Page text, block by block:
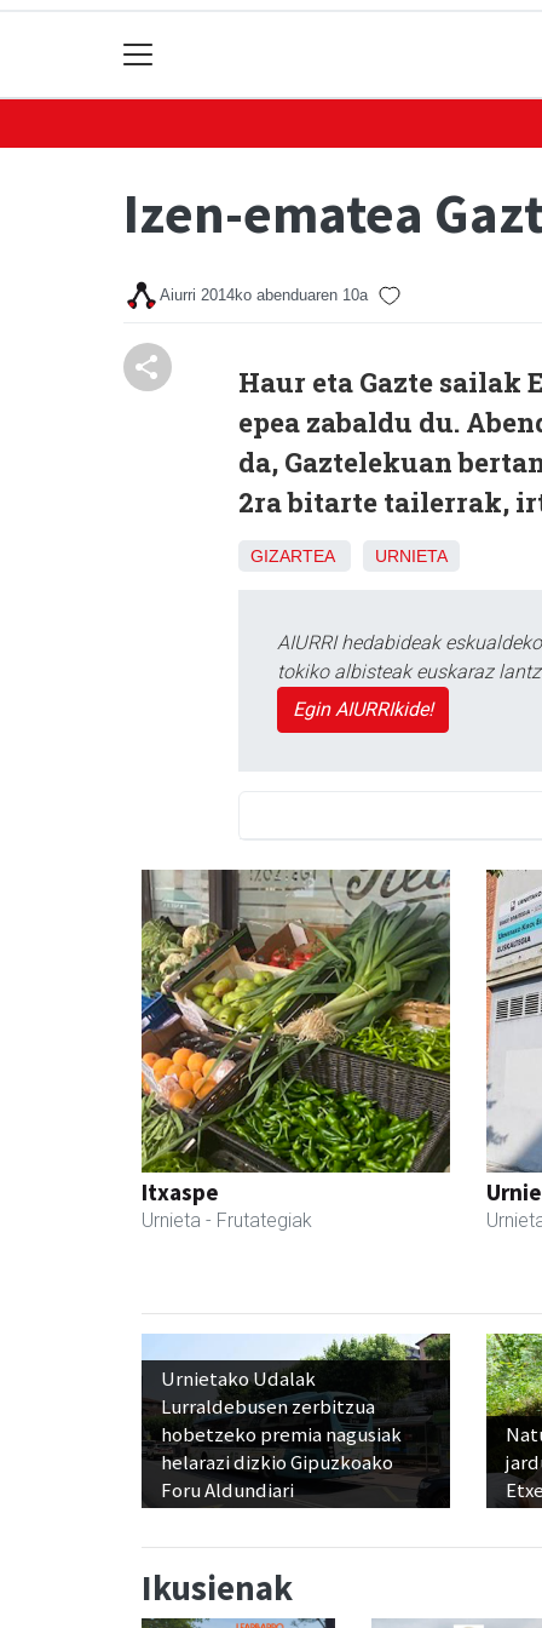
Izen-ematea
Aiurri 2014ko abenduaren 10a
Haur eta Gazte sailak
epea zabaldu du.
da, Gaztelekuan
2ra bitarte tailerrak,
GIZARTEA URNIETA
AIURRI hedabideak
tokiko albisteak euskaraz
Egin AIURRIkide!
Itxaspe
Urnieta - Frutategiak
Urnietako Udalak
Lurraldebusen zerbitzua
hobetzeko premia nagusiak
helarazi dizkio Gipuzkoako
Foru Aldundiari
Ikusienak